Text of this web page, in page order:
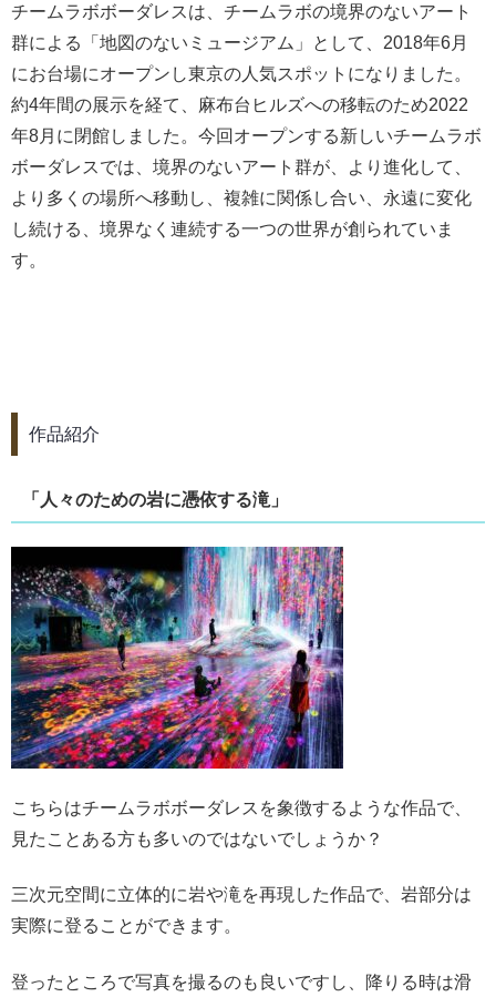
チームラボボーダレスは、チームラボの境界のないアート
群による「地図のないミュージアム」として、2018年6月
にお台場にオープンし東京の人気スポットになりました。
約4年間の展示を経て、麻布台ヒルズへの移転のため2022
年8月に閉館しました。今回オープンする新しいチームラボ
ボーダレスでは、境界のないアート群が、より進化して、
より多くの場所へ移動し、複雑に関係し合い、永遠に変化
し続ける、境界なく連続する一つの世界が創られていま
す。
作品紹介
「人々のための岩に憑依する滝」
こちらはチームラボボーダレスを象徴するような作品で、
見たことある方も多いのではないでしょうか？
三次元空間に立体的に岩や滝を再現した作品で、岩部分は
実際に登ることができます。
登ったところで写真を撮るのも良いですし、降りる時は滑